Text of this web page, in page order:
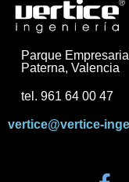
Parque
Paterna, Valencia
tel. 961 64 00 47
vertice@vertice-